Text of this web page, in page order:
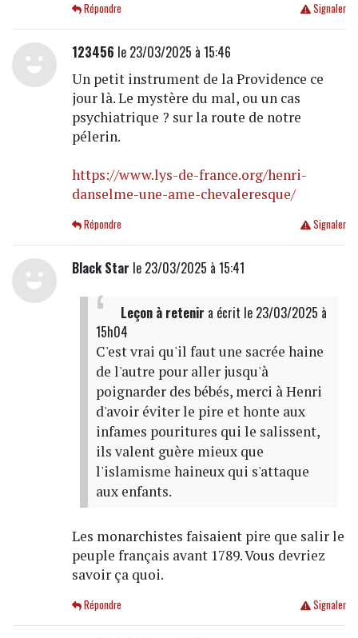
Signaler
Répondre
123456 le 23/03/2025 à 15:46
Un petit instrument de la Providence ce
jour là. Le mystère du mal, ou un cas
psychiatrique ? sur la route de notre
pélerin.
https://www.lys-de-france.org/henri-
danselme-une-ame-chevaleresque/
Signaler
Répondre
Black Star le 23/03/2025 à 15:41
Leçon à retenir a écrit le 23/03/2025 à
15h04
C'est vrai qu'il faut une sacrée haine
de l'autre pour aller jusqu'à
poignarder des bébés, merci à Henri
d'avoir éviter le pire et honte aux
infames pouritures qui le salissent,
ils valent guère mieux que
l'islamisme haineux qui s'attaque
aux enfants.
Les monarchistes faisaient pire que salir le
peuple français avant 1789. Vous devriez
savoir ça quoi.
Signaler
Répondre